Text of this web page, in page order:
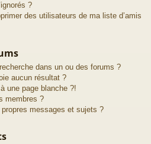
?
des utilisateurs de ma liste d’amis
dans un ou des forums ?
aucun résultat ?
une page blanche ?!
membres ?
messages et sujets ?